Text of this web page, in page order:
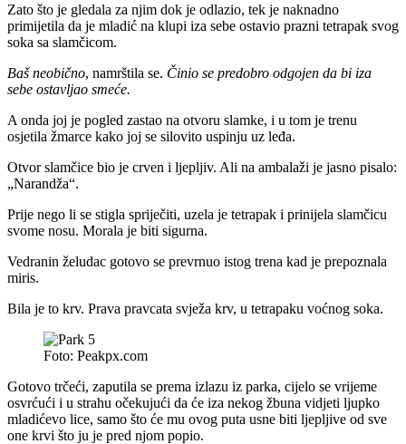
Zato što je gledala za njim dok je odlazio, tek je naknadno
primijetila da je mladić na klupi iza sebe ostavio prazni tetrapak svog
soka sa slamčicom.
Baš neobično, namrštila se. Činio se predobro odgojen da bi iza
sebe ostavljao smeće.
A onda joj je pogled zastao na otvoru slamke, i u tom je trenu
osjetila žmarce kako joj se silovito uspinju uz leđa.
Otvor slamčice bio je crven i ljepljiv. Ali na ambalaži je jasno pisalo:
„Narandža“.
Prije nego li se stigla spriječiti, uzela je tetrapak i prinijela slamčicu
svome nosu. Morala je biti sigurna.
Vedranin želudac gotovo se prevrnuo istog trena kad je prepoznala
miris.
Bila je to krv. Prava pravcata svježa krv, u tetrapaku voćnog soka.
Foto: Peakpx.com
Gotovo trčeći, zaputila se prema izlazu iz parka, cijelo se vrijeme
osvrćući i u strahu očekujući da će iza nekog žbuna vidjeti ljupko
mladićevo lice, samo što će mu ovog puta usne biti ljepljive od sve
one krvi što ju je pred njom popio.